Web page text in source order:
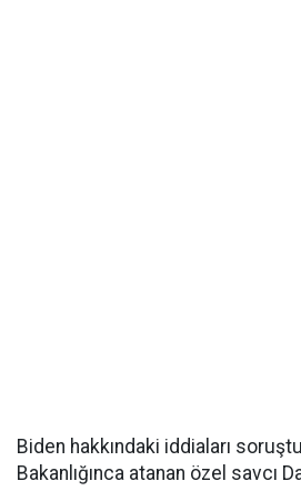
Biden hakkındaki iddiaları
Bakanlığınca atanan özel savcı